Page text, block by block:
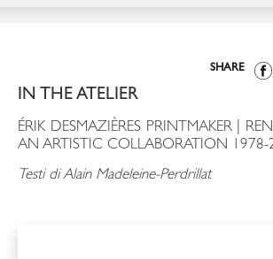
SHARE
IN THE ATELIER
ÉRIK DESMAZIÈRES PRINTMAKER |
AN ARTISTIC COLLABORATION 1978-
Testi di Alain Madeleine-Perdrillat